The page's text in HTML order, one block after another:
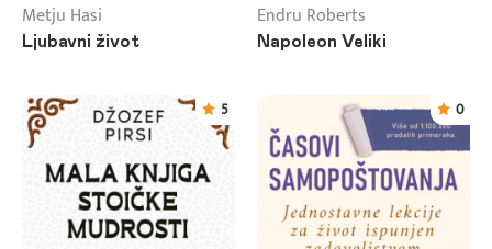
Metju Hasi
Ljubavni život
Endru Roberts
Napoleon Veliki
5 0